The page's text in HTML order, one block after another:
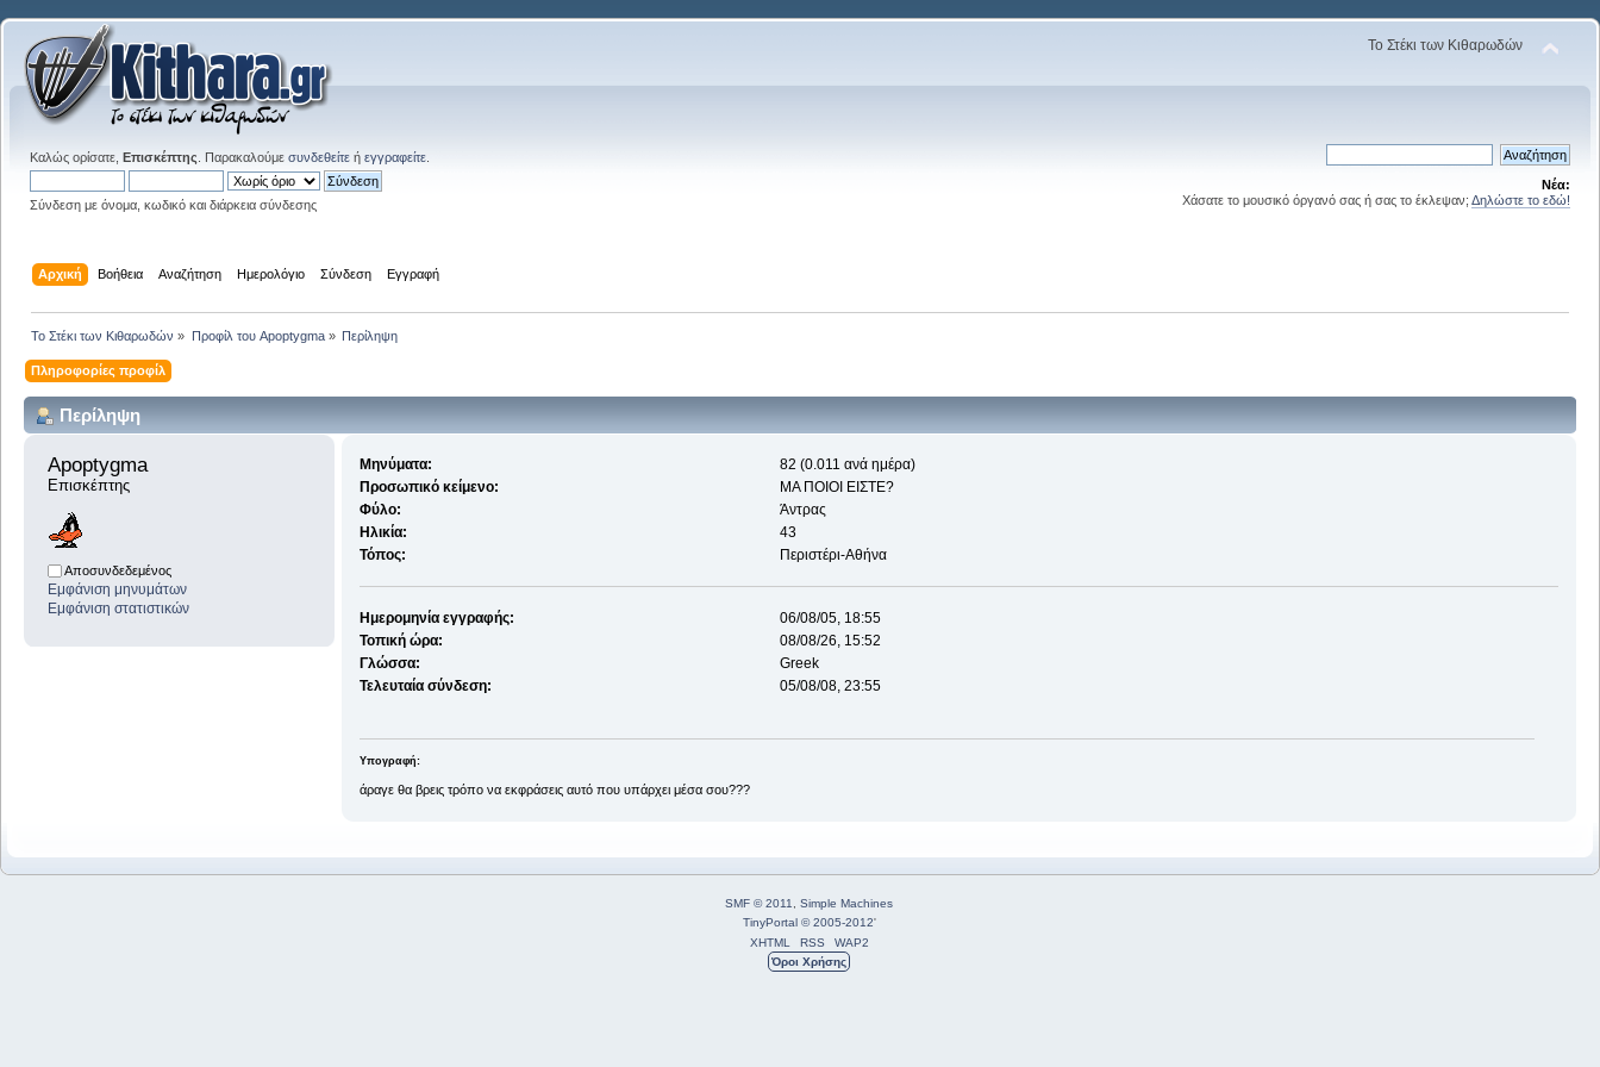
Το Στέκι των Κιθαρωδών
Καλώς ορίσατε, Επισκέπτης . Παρακαλούμε συνδεθείτε ή εγγραφείτε
Σύνδεση με όνομα, κωδικό και διάρκεια σύνδεσης
Νέα:
Χάσατε το μουσικό όργανό σας ή σας το έκλεψαν; Δηλώστε το εδώ!
Αρχική Βοήθεια Αναζήτηση Ημερολόγιο Σύνδεση Εγγραφή
Το Στέκι των Κιθαρωδών » Προφίλ του Apoptygma» Περίληψη
Πληροφορίες προφίλ
Περίληψη
Apoptygma
Επισκέπτης
Αποσυνδεδεμένος
Εμφάνιση μηνυμάτων
Εμφάνιση στατιστικών
Μηνύματα:
82 (0.011 ανά ημέρα)
Προσωπικό κείμενο:
ΜΑ ΠΟΙΟΙ ΕΙΣΤΕ?
Φύλο:
Άντρας
Ηλικία:
43
Τόπος:
Περιστέρι-Αθήνα
Ημερομηνία εγγραφής:
06/08/05, 18:55
Τοπική ώρα:
08/08/26, 15:52
Γλώσσα:
Greek
Τελευταία σύνδεση:
05/08/08, 23:55
Υπογραφή:
άραγε θα βρεις τρόπο να εκφράσεις αυτό που υπάρχει μέσα σου???
SMF © 2011
Simple Machines
TinyPortal © 2005-2012'
XHTML
RSS
WAP2
Όροι Χρήσης